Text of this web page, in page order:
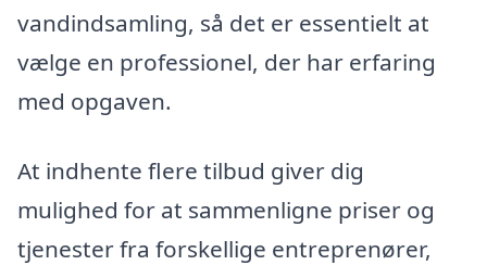
vandindsamling, så det er essentielt at
vælge en professionel, der har erfaring
med opgaven.
At indhente flere tilbud giver dig
mulighed for at sammenligne priser og
tjenester fra forskellige entreprenører,